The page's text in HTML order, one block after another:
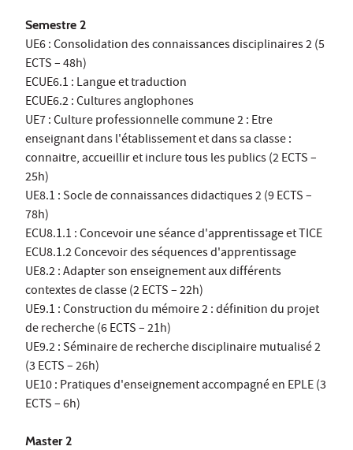
Semestre 2
UE6 : Consolidation des connaissances disciplinaires 2 (5
ECTS – 48h)
ECUE6.1 : Langue et traduction
ECUE6.2 : Cultures anglophones
UE7 : Culture professionnelle commune 2 : Etre
enseignant dans l'établissement et dans sa classe :
connaitre, accueillir et inclure tous les publics (2 ECTS –
25h)
UE8.1 : Socle de connaissances didactiques 2 (9 ECTS –
78h)
ECU8.1.1 : Concevoir une séance d'apprentissage et TICE
ECU8.1.2 Concevoir des séquences d'apprentissage
UE8.2 : Adapter son enseignement aux différents
contextes de classe (2 ECTS – 22h)
UE9.1 : Construction du mémoire 2 : définition du projet
de recherche (6 ECTS – 21h)
UE9.2 : Séminaire de recherche disciplinaire mutualisé 2
(3 ECTS – 26h)
UE10 : Pratiques d'enseignement accompagné en EPLE (3
ECTS – 6h)
Master 2